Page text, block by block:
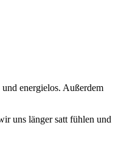
energielos. Außerdem
uns länger satt fühlen und